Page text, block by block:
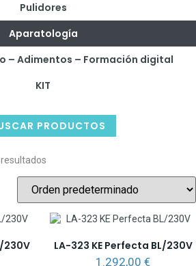
Pulidores
Aparatología
– Adimentos – Formación digital
KIT
PRODUCTOS
230V
LA-323 KE Perfecta BL/230V
1.292,00 €